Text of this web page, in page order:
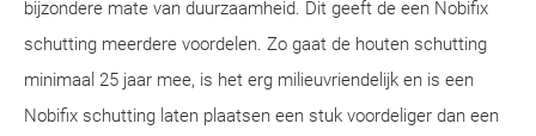
bijzondere mate van duurzaamheid. Dit geeft de een Nobifix
schutting meerdere voordelen. Zo gaat de houten schutting
minimaal 25 jaar mee, is het erg milieuvriendelijk en is een
Nobifix schutting laten plaatsen een stuk voordeliger dan een